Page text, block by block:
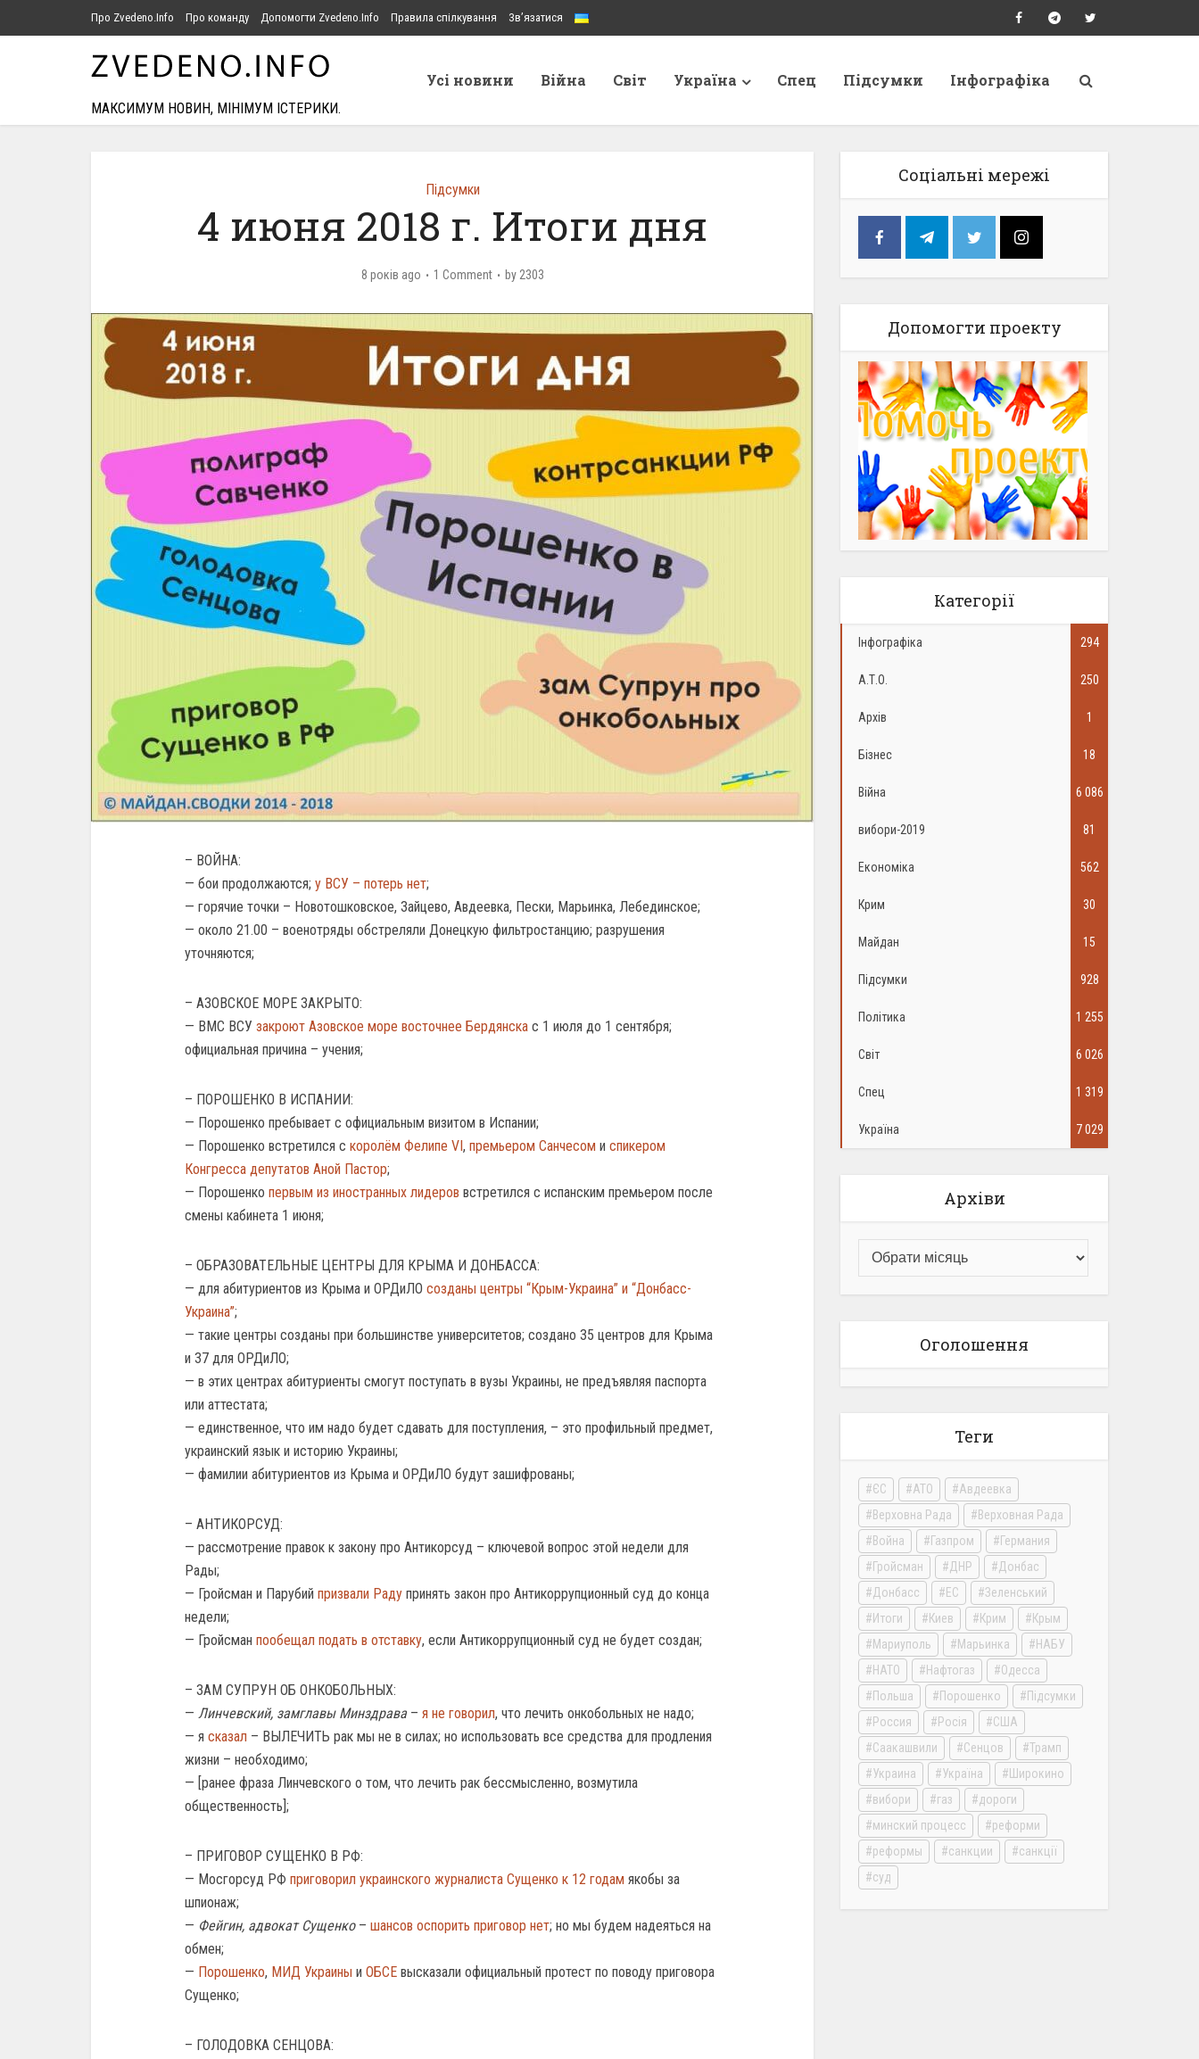
Про Zvedeno.Info Про команду Допомогти Zvedeno.Info Правила спілкування Зв’язатися
МАКСИМУМ НОВИН, МІНІМУМ ІСТЕРИКИ.
Усі новини Війна Світ Україна Спец Підсумки Інфографіка
Підсумки
4 июня 2018 г. Итоги дня
8 років ago 1 Comment by 2303
– ВОЙНА:
— бои продолжаются; у ВСУ – потерь нет;
— горячие точки – Новотошковское, Зайцево, Авдеевка, Пески, Марьинка, Лебединское;
— около 21.00 – военотряды обстреляли Донецкую фильтростанцию; разрушения
уточняются;
– АЗОВСКОЕ МОРЕ ЗАКРЫТО:
— ВМС ВСУ закроют Азовское море восточнее Бердянска с 1 июля до 1 сентября;
официальная причина – учения;
– ПОРОШЕНКО В ИСПАНИИ:
— Порошенко пребывает с официальным визитом в Испании;
— Порошенко встретился с королём Фелипе VI, премьером Санчесом и спикером
Конгресса депутатов Аной Пастор;
— Порошенко первым из иностранных лидеров встретился с испанским премьером после
смены кабинета 1 июня;
– ОБРАЗОВАТЕЛЬНЫЕ ЦЕНТРЫ ДЛЯ КРЫМА И ДОНБАССА:
— для абитуриентов из Крыма и ОРДиЛО созданы центры “Крым-Украина” и “Донбасс-
Украина”;
— такие центры созданы при большинстве университетов; создано 35 центров для Крыма
и 37 для ОРДиЛО;
— в этих центрах абитуриенты смогут поступать в вузы Украины, не предъявляя паспорта
или аттестата;
— единственное, что им надо будет сдавать для поступления, – это профильный предмет,
украинский язык и историю Украины;
— фамилии абитуриентов из Крыма и ОРДиЛО будут зашифрованы;
– АНТИКОРСУД:
— рассмотрение правок к закону про Антикорсуд – ключевой вопрос этой недели для
Рады;
— Гройсман и Парубий призвали Раду принять закон про Антикоррупционный суд до конца
недели;
— Гройсман пообещал подать в отставку, если Антикоррупционный суд не будет создан;
– ЗАМ СУПРУН ОБ ОНКОБОЛЬНЫХ:
— Линчевский, замглавы Минздрава– я не говорил, что лечить онкобольных не надо;
— я сказал – ВЫЛЕЧИТЬ рак мы не в силах; но использовать все средства для продления
жизни – необходимо;
— [ранее фраза Линчевского о том, что лечить рак бессмысленно, возмутила
общественность];
– ПРИГОВОР СУЩЕНКО В РФ:
— Мосгорсуд РФ приговорил украинского журналиста Сущенко к 12 годам якобы за
шпионаж;
— Фейгин, адвокат Сущенко– шансов оспорить приговор нет; но мы будем надеяться на
обмен;
— Порошенко, МИД Украины и ОБСЕ высказали официальный протест по поводу приговора
Сущенко;
– ГОЛОДОВКА СЕНЦОВА:
Соціальні мережі
Допомогти проекту
Категорії
Інфографіка 294
А.Т.О. 250
Архів 1
Бізнес 18
Війна 6 086
вибори-2019 81
Економіка 562
Крим 30
Майдан 15
Підсумки 928
Політика 1 255
Світ 6 026
Спец 1 319
Україна 7 029
Архіви
Оголошення
Теги
ЄС АТО
Авдеевка
Верховна Рада
Верховная Рада
Война
Газпром
Германия
Гройсман
ДНР
Донбас
Донбасс
ЕС
Зеленський
Итоги
Киев Крим
Крым
Мариуполь
Марьинка
НАБУ
НАТО
Нафтогаз
Одесса
Польша
Порошенко
Підсумки
Россия
Росія
США
Саакашвили
Сенцов
Трамп
Украина
Україна
Широкино
вибори
газ
дороги
минский процесс
реформи
реформы
санкции
санкції
суд